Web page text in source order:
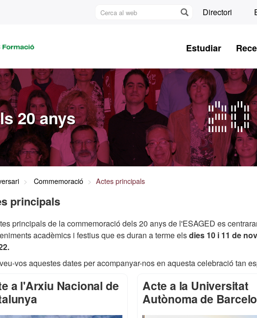
Cerca
Directori
B
Estudiar
20 anys
Commemoració Actes principals
principals
principals de la commemoració dels 20 anys de l'ESAGED es
acadèmics i festius que es duran a terme elsdies 10 i 11 de
vos aquestes dates per acompanyar-nos en aquesta celebració tan
a l'Arxiu Nacional de
Acte a la Universitat
Autònoma de